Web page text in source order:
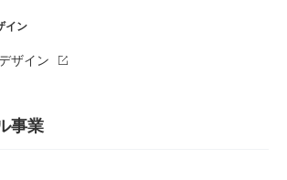
イン
ザイン
事業